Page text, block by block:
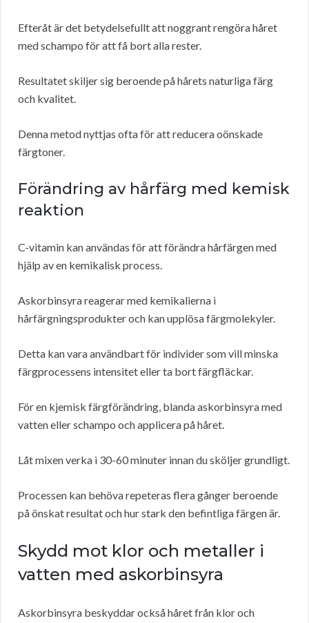
Efteråt är det betydelsefullt att noggrant rengöra håret
med schampo för att få bort alla rester.
Resultatet skiljer sig beroende på hårets naturliga färg
och kvalitet.
Denna metod nyttjas ofta för att reducera oönskade
färgtoner.
Förändring av hårfärg med kemisk
reaktion
C-vitamin kan användas för att förändra hårfärgen med
hjälp av en kemikalisk process.
Askorbinsyra reagerar med kemikalierna i
hårfärgningsprodukter och kan upplösa färgmolekyler.
Detta kan vara användbart för individer som vill minska
färgprocessens intensitet eller ta bort färgfläckar.
För en kjemisk färgförändring, blanda askorbinsyra med
vatten eller schampo och applicera på håret.
Låt mixen verka i 30-60 minuter innan du sköljer grundligt.
Processen kan behöva repeteras flera gånger beroende
på önskat resultat och hur stark den befintliga färgen är.
Skydd mot klor och metaller i
vatten med askorbinsyra
Askorbinsyra beskyddar också håret från klor och